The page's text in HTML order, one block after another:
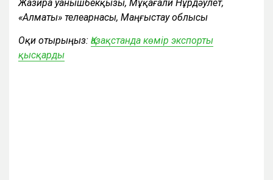
Жазира Қуанышбекқызы, Мұқағали Нұрдәулет,
«Алматы» телеарнасы, Маңғыстау облысы
Оқи отырыңыз: Қазақстанда көмір экспорты
қысқарды